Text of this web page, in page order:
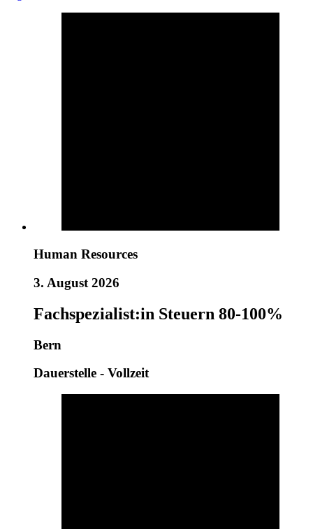
Human Resources
3. August 2026
Fachspezialist:in Steuern 80-100%
Bern
Dauerstelle - Vollzeit